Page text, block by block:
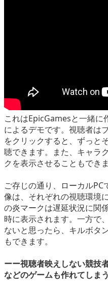
これはEpicGamesと一緒
によるデモです。視聴者は
をクリックすると、ずっと
聴できます。また、キャラ
クを表示させることもできま
ご存じの通り、ローカル
像は、それぞれの視聴環境
の炎マークは遅延状況に関
時に表示されます。一方で
ないと思ったら、キルボタ
もできます。
ーー視聴者映えしない競技
などのゲームも作れてしま